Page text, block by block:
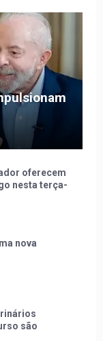
oferecem
nesta terça-
nova
são